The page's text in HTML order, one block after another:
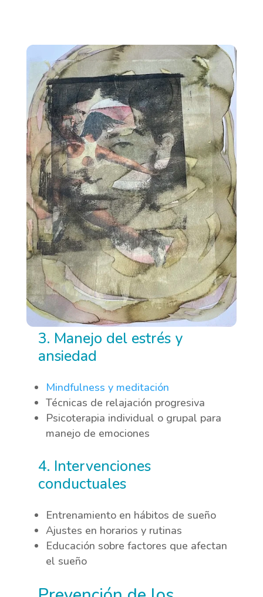
3. Manejo del estrés y
ansiedad
Mindfulness y meditación
Técnicas de relajación progresiva
Psicoterapia individual o grupal para
manejo de emociones
4. Intervenciones
conductuales
Entrenamiento en hábitos de sueño
Ajustes en horarios y rutinas
Educación sobre factores que afectan
el sueño